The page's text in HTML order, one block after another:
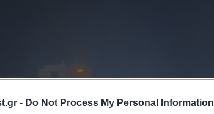
- Do Not Process My Personal Information